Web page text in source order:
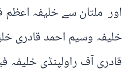
اور ملتان سے خلیفہ اعظم
خلیفہ وسیم احمد قادری
قادری آف راولپنڈی خلیفہ